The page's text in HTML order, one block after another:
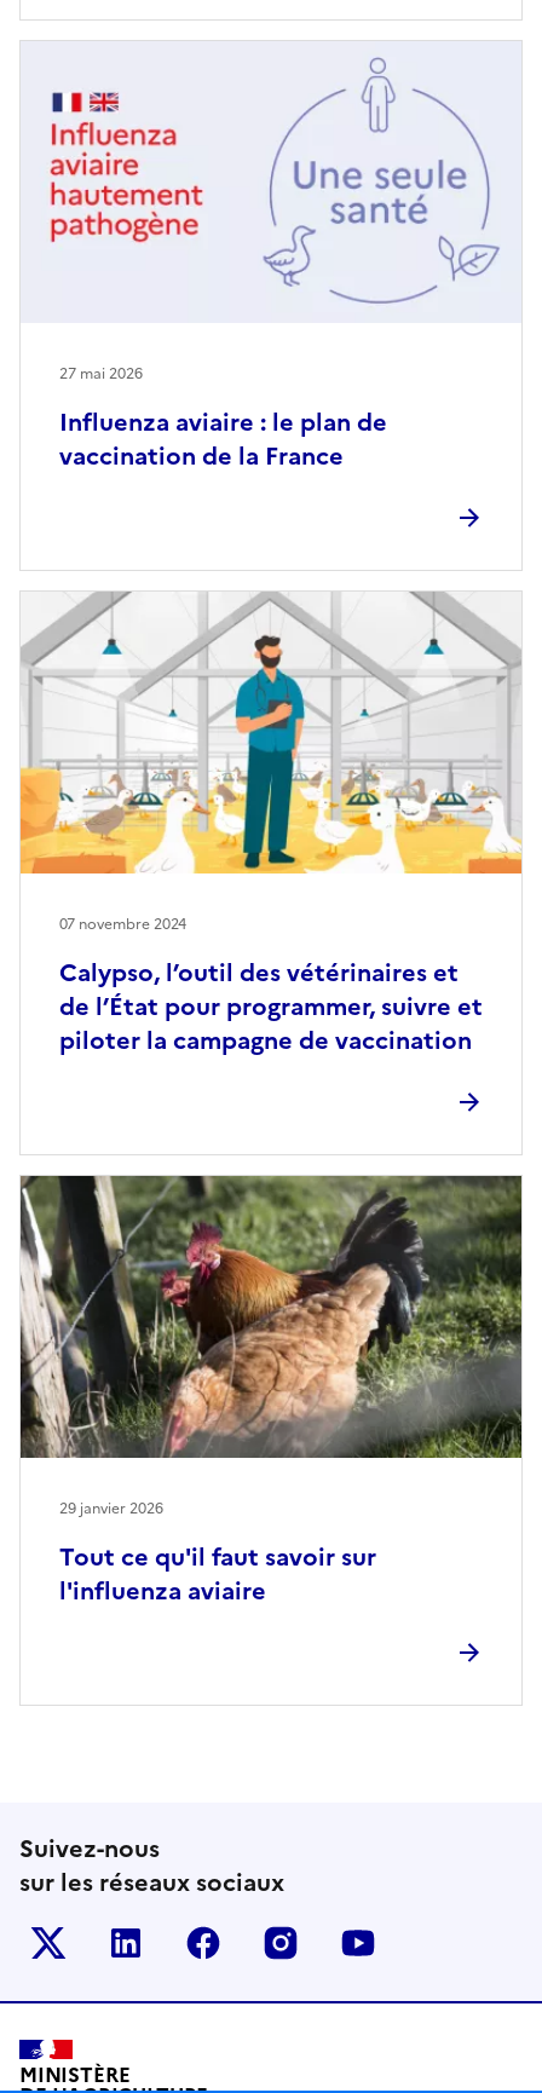
Influenza aviaire : le plan de
vaccination de la France
27 mai 2026
Calypso, l’outil des vétérinaires et
de l’État pour programmer, suivre et
piloter la campagne de vaccination
07 novembre 2024
Tout ce qu'il faut savoir sur
l'influenza aviaire
29 janvier 2026
Suivez-nous
sur les réseaux sociaux
Le ministère sur Twitter
Le ministère sur LinkedIn
Le ministère sur Facebook
Le ministère sur
Pied de page
MINISTÈRE